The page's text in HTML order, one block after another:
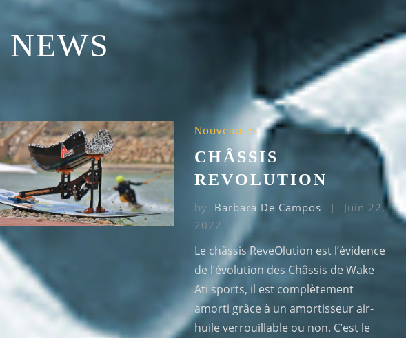
NEWS
Nouveautés
CHÂSSIS
REVOLUTION
by Barbara De Campos
Juin 22,
2022
Le châssis ReveOlution est l’évidence
de l’évolution des Châssis de Wake
Ati sports, il est complètement
amorti grâce à un amortisseur air-
huile verrouillable ou non. C’est le